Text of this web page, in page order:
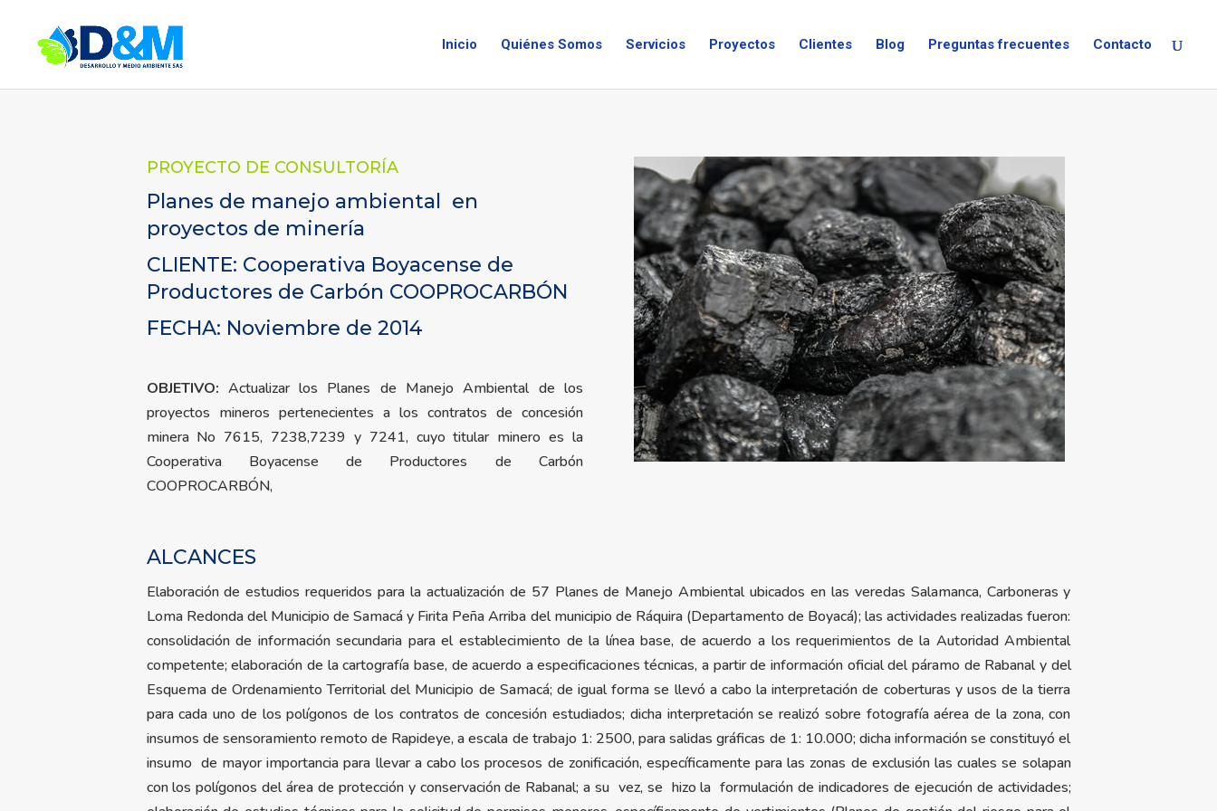
Inicio Quiénes Somos Servicios Proyectos Clientes Blog Preguntas frecuentes Contacto
PROYECTO DE CONSULTORÍA
Planes de manejo ambiental en
proyectos de minería
CLIENTE: Cooperativa Boyacense de
Productores de Carbón COOPROCARBÓN
FECHA: Noviembre de 2014
OBJETIVO: Actualizar los Planes de Manejo Ambiental de los
proyectos mineros pertenecientes a los contratos de concesión
minera No 7615, 7238,7239 y 7241, cuyo titular minero es la
Cooperativa Boyacense de Productores de Carbón
COOPROCARBÓN,
ALCANCES
Elaboración de estudios requeridos para la actualización de 57 Planes de Manejo Ambiental ubicados en las veredas Salamanca, Carboneras y
Loma Redonda del Municipio de Samacá y Firita Peña Arriba del municipio de Ráquira (Departamento de Boyacá); las actividades realizadas fueron:
consolidación de información secundaria para el establecimiento de la línea base, de acuerdo a los requerimientos de la Autoridad Ambiental
competente; elaboración de la cartografía base, de acuerdo a especificaciones técnicas, a partir de información oficial del páramo de Rabanal y del
Esquema de Ordenamiento Territorial del Municipio de Samacá; de igual forma se llevó a cabo la interpretación de coberturas y usos de la tierra
para cada uno de los polígonos de los contratos de concesión estudiados; dicha interpretación se realizó sobre fotografía aérea de la zona, con
insumos de sensoramiento remoto de Rapideye, a escala de trabajo 1: 2500, para salidas gráficas de 1: 10.000; dicha información se constituyó el
insumo de mayor importancia para llevar a cabo los procesos de zonificación, específicamente para las zonas de exclusión las cuales se solapan
con los polígonos del área de protección y conservación de Rabanal; a su vez, se hizo la formulación de indicadores de ejecución de actividades;